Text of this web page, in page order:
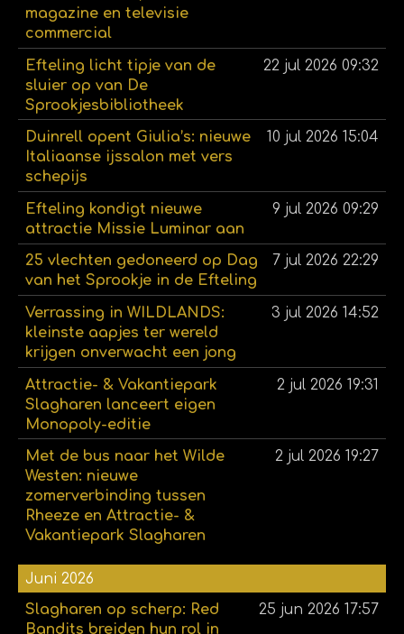
magazine en televisie
commercial
Efteling licht tipje van de
sluier op van De
Sprookjesbibliotheek
22 jul 2026 09:32
Duinrell opent Giulia’s: nieuwe
Italiaanse ijssalon met vers
schepijs
10 jul 2026 15:04
Efteling kondigt nieuwe
attractie Missie Luminar aan
9 jul 2026 09:29
25 vlechten gedoneerd op Dag
van het Sprookje in de Efteling
7 jul 2026 22:29
Verrassing in WILDLANDS:
kleinste aapjes ter wereld
krijgen onverwacht een jong
3 jul 2026 14:52
Attractie- & Vakantiepark
Slagharen lanceert eigen
Monopoly-editie
2 jul 2026 19:31
Met de bus naar het Wilde
Westen: nieuwe
zomerverbinding tussen
Rheeze en Attractie- &
Vakantiepark Slagharen
2 jul 2026 19:27
Juni 2026
Slagharen op scherp: Red
Bandits breiden hun rol in
25 jun 2026 17:57